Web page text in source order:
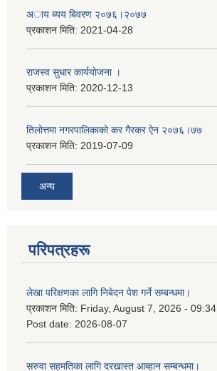
अाय ब्यय बिवरण २०७६।२०७७
प्रकाशन मिति: 2021-04-28
राजस्व सुधार कार्ययाेजना ।
प्रकाशन मिति: 2020-12-13
तिलोत्तमा नगरपालिकाको कर गैरकर ऐन २०७६।७७
प्रकाशन मिति: 2019-07-09
अन्य
परिपत्रहरू
लेखा परिक्षणका लागि निबेदन पेश गर्ने सम्बन्धमा।
प्रकाशन मिति: Friday, August 7, 2026 - 09:34
Post date: 2026-08-07
सरुवा सहमतिका लागि दरखास्त आब्हान सम्बन्धमा।